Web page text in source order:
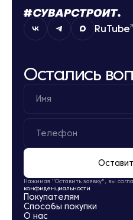
RuTube
Остались
Нажимая "Оставить заявку", вы
конфиденциальности
Покупателям
Квартиры
Способы покупки
О нас